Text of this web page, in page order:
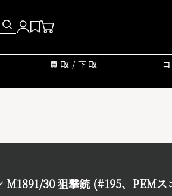
買取/下取
M1891/30 狙撃銃 (#195、PEMス